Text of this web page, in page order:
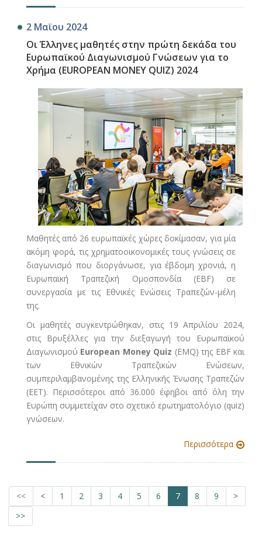
2 Μαϊου 2024
Οι Έλληνες μαθητές στην πρώτη δεκάδα του
Ευρωπαϊκού Διαγωνισμού Γνώσεων για το
Χρήμα (EUROPEAN MONEY QUIZ) 2024
Μαθητές από 26 ευρωπαϊκές χώρες δοκίμασαν, για μία
ακόμη φορά, τις χρηματοοικονομικές τους γνώσεις σε
διαγωνισμό που διοργάνωσε, για έβδομη χρονιά, η
Ευρωπαϊκή Τραπεζική Ομοσπονδία (EBF) σε
συνεργασία με τις Εθνικές Ενώσεις Τραπεζών-μέλη
της.
Οι μαθητές συγκεντρώθηκαν, στις 19 Απριλίου 2024,
στις Βρυξέλλες για την διεξαγωγή του Ευρωπαϊκού
Διαγωνισμού European Money Quiz (EMQ) της EBF και
των Εθνικών Τραπεζικών Ενώσεων,
συμπεριλαμβανομένης της Ελληνικής Ένωσης Τραπεζών
(ΕΕΤ). Περισσότεροι από 36.000 έφηβοι από όλη την
Ευρώπη συμμετείχαν στο σχετικό ερωτηματολόγιο (quiz)
γνώσεων.
Περισσότερα
<< < 1 2 3 4 5 6 7 8 9
>
>>